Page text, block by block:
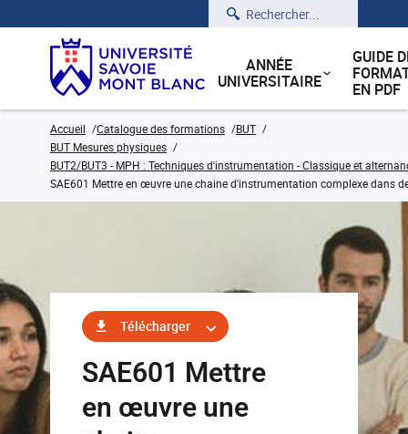
Rechercher
ANNÉE
UNIVERSITAIRE
GUIDE
EN PDF
Accueil Catalogue des formations
BUT
BUT Mesures physiques
BUT2/BUT3 - MPH : Techniques d'instrumentation - Classique et
SAE601 Mettre en œuvre une chaine d'instrumentation complexe dans
Télécharger
SAE601 Mettre
en œuvre une